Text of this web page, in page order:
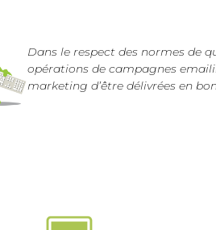
Dans le respect des normes de
opérations de campagnes
marketing d’être délivrées en